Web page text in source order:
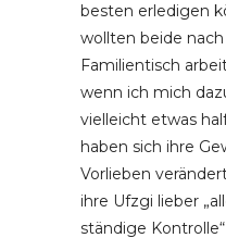
besten erledigen
wollten beide
Familientisch
wenn ich mich
vielleicht etwas
haben sich ihre
Vorlieben
ihre Ufzgi lieber
ständige